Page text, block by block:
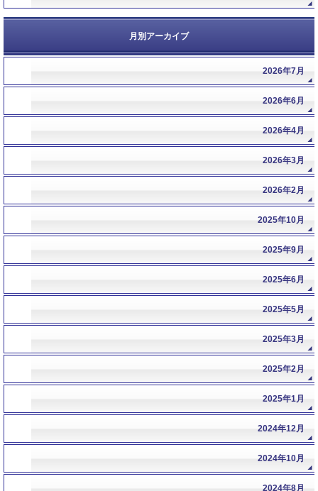
月別アーカイブ
2026年7月
2026年6月
2026年4月
2026年3月
2026年2月
2025年10月
2025年9月
2025年6月
2025年5月
2025年3月
2025年2月
2025年1月
2024年12月
2024年10月
2024年8月